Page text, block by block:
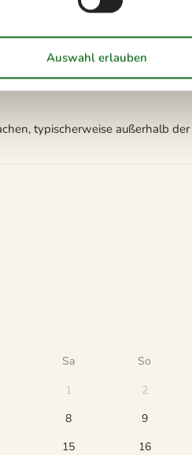
Handtücher können nicht
gemietet werden
typischerweise außerhalb der
Sa
So
1
2
8
9
15
16